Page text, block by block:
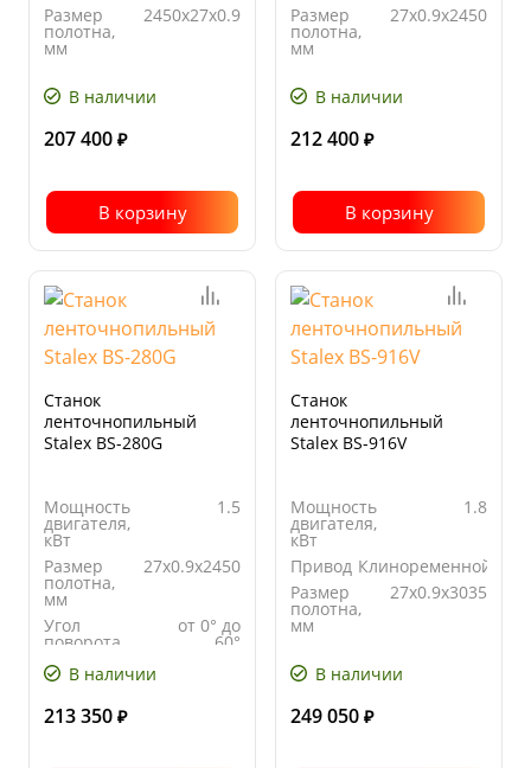
Размер
полотна,
мм
2450х27х0.9
движения
полотна, м/
В наличии
207 400 ₽
В корзину
Размер
полотна,
мм
27х0.9х2450
поворота
В наличии
212 400 ₽
В корзину
Станок
ленточнопильный
Stalex BS-280G
Мощность
двигателя,
кВт
1.5
Размер
полотна,
мм
27x0.9x2450
Угол
поворота
от 0° до
60°
Скорость
движения
мин
В наличии
213 350 ₽
Станок
ленточнопильный
Stalex BS-916V
Мощность
двигателя,
кВт
1.8
Привод Клиноременной
Размер
полотна,
мм
27x0.9x3035
поворота
В наличии
249 050 ₽